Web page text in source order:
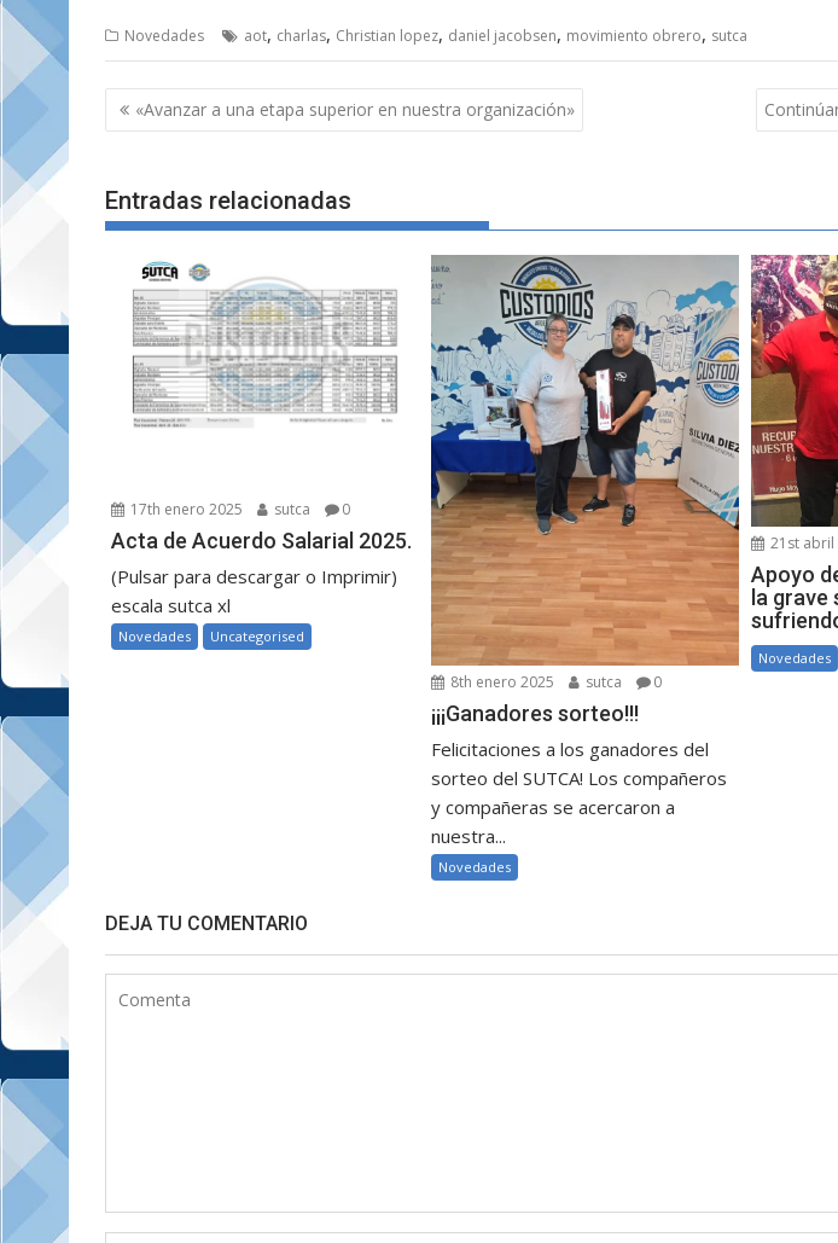
Novedades aot, charlas, Christian lopez, daniel jacobsen, movimiento obrero, sutca
Navegación
de
«Avanzar a una etapa superior en nuestra organización»
Entradas relacionadas
17th enero 2025 sutca 0
Acta de Acuerdo Salarial 2025.
(Pulsar para descargar o Imprimir)
escala sutca xl
Novedades Uncategorised
8th enero 2025 sutca 0
¡¡¡Ganadores sorteo!!!
Felicitaciones a los ganadores del
sorteo del SUTCA! Los compañeros
y compañeras se acercaron a
nuestra...
Novedades
21st abril
Apoyo
la
Novedades
DEJA TU COMENTARIO